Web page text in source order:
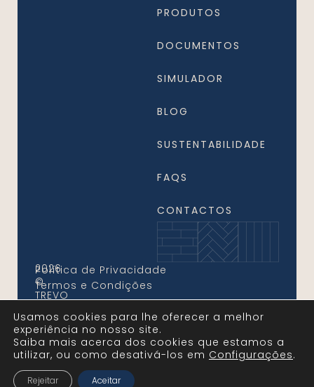
PRODUTOS
DOCUMENTOS
SIMULADOR
BLOG
SUSTENTABILIDADE
FAQS
CONTACTOS
2026
©
TREVO
Todos
os
Direitos
Reservados
Política de Privacidade
Termos e Condições
Usamos cookies para lhe oferecer a melhor
experiência no nosso site.
Saiba mais acerca dos cookies que estamos a
utilizar, ou como desativá-los em
configurações.
Aceitar
Rejeitar